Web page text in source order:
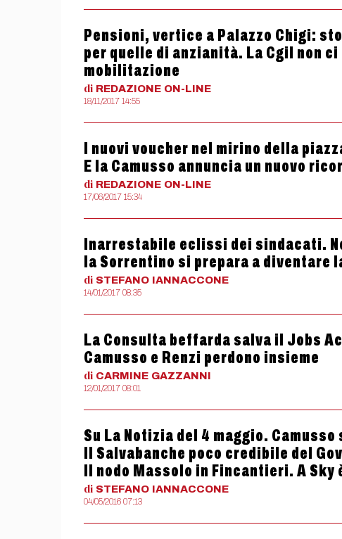
Pensioni, vertice a Palazzo Chigi:
per quelle di anzianità. La Cgil non
mobilitazione
di REDAZIONE ON-LINE
18/11/2017 14:55
I nuovi voucher nel mirino della
E la Camusso annuncia un nuovo
di REDAZIONE ON-LINE
17/06/2017 15:34
Inarrestabile eclissi dei sindacati.
la Sorrentino si prepara a diventare
di STEFANO IANNACCONE
14/01/2017 08:35
La Consulta beffarda salva il Jobs
Camusso e Renzi perdono insieme
di CARMINE GAZZANNI
12/01/2017 08:01
Su La Notizia del 4 maggio.
Il Salvabanche poco credibile del
Il nodo Massolo in Fincantieri. A Sky
di STEFANO IANNACCONE
04/05/2016 07:13